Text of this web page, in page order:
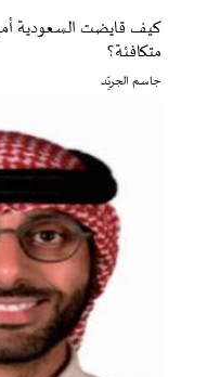
كيف قايضت السعودية
متكافئة؟
جاسم الجريّد